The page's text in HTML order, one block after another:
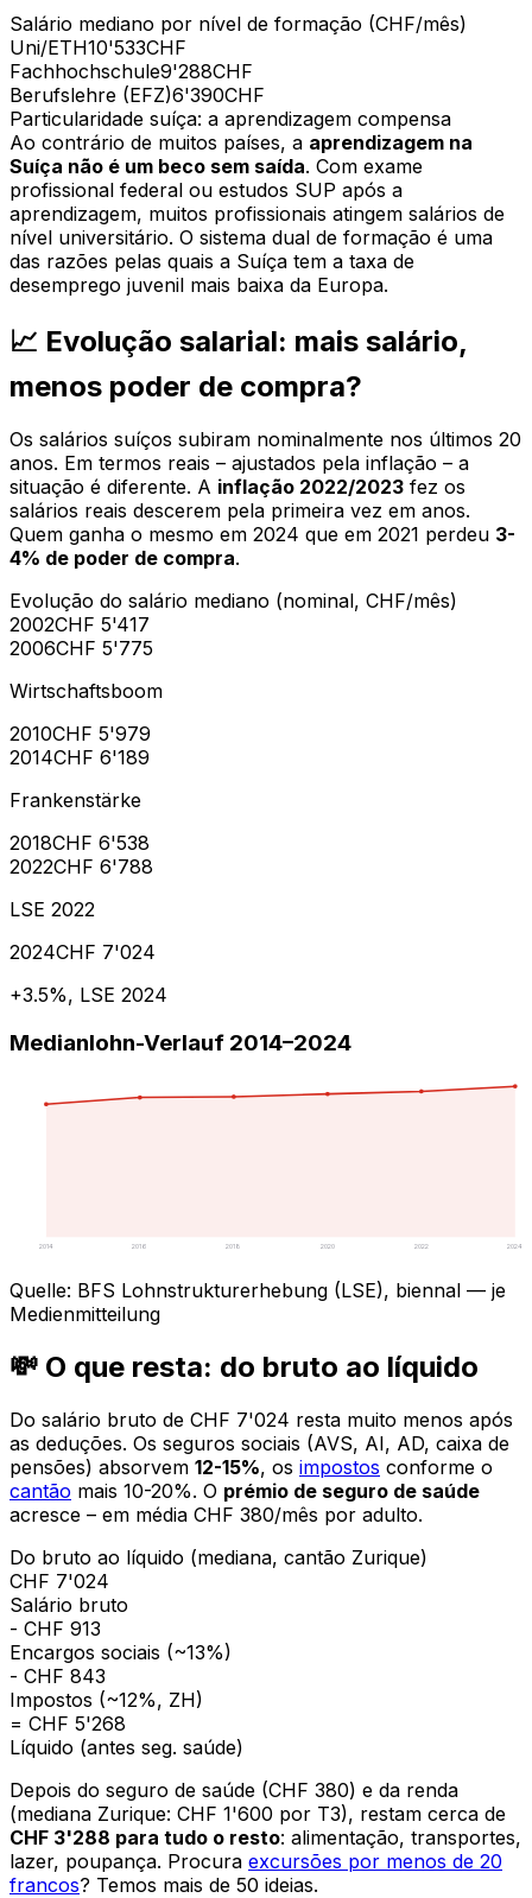
Salário mediano por nível de formação (CHF/mês)
Uni/ETH10'533CHF
Fachhochschule9'288CHF
Berufslehre (EFZ)6'390CHF
Particularidade suíça: a aprendizagem compensa
Ao contrário de muitos países, a aprendizagem na
Suíça não é um beco sem saída. Com exame
profissional federal ou estudos SUP após a
aprendizagem, muitos profissionais atingem salários de
nível universitário. O sistema dual de formação é uma
das razões pelas quais a Suíça tem a taxa de
desemprego juvenil mais baixa da Europa.
📈 Evolução salarial: mais salário,
menos poder de compra?
Os salários suíços subiram nominalmente nos últimos 20
anos. Em termos reais – ajustados pela inflação – a
situação é diferente. A inflação 2022/2023 fez os
salários reais descerem pela primeira vez em anos.
Quem ganha o mesmo em 2024 que em 2021 perdeu 3-
4% de poder de compra.
Evolução do salário mediano (nominal, CHF/mês)
2002CHF 5'417
2006CHF 5'775
Wirtschaftsboom
2010CHF 5'979
2014CHF 6'189
Frankenstärke
2018CHF 6'538
2022CHF 6'788
LSE 2022
2024CHF 7'024
+3.5%, LSE 2024
Medianlohn-Verlauf 2014–2024
2014 2016 2018 2020 2022 2024
Quelle: BFS Lohnstrukturerhebung (LSE), biennal — je
Medienmitteilung
💸 O que resta: do bruto ao líquido
Do salário bruto de CHF 7'024 resta muito menos após
as deduções. Os seguros sociais (AVS, AI, AD, caixa de
pensões) absorvem 12-15%, os impostos conforme o
cantão mais 10-20%. O prémio de seguro de saúde
acresce – em média CHF 380/mês por adulto.
Do bruto ao líquido (mediana, cantão Zurique)
CHF 7'024
Salário bruto
- CHF 913
Encargos sociais (~13%)
- CHF 843
Impostos (~12%, ZH)
= CHF 5'268
Líquido (antes seg. saúde)
Depois do seguro de saúde (CHF 380) e da renda
(mediana Zurique: CHF 1'600 por T3), restam cerca de
CHF 3'288 para tudo o resto: alimentação, transportes,
lazer, poupança. Procura excursões por menos de 20
francos? Temos mais de 50 ideias.